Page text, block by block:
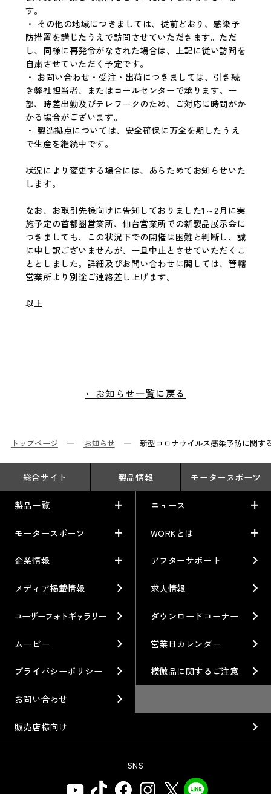
す。
・ その他の地域につきましては、従前どおり、感染予
防措置を講じたうえで訪問させていただきます。ただ
し、同様に再発令がなされた場合は、上記に従い訪問を
自粛させていただく予定です。
・ お問い合わせ・受注・出荷につきましては、引き続
き弊社担当者、またはコールセンターで承ります。一
部、時差出勤及びテレワークのため、ご対応に時間がか
かる場合がございます。
・ 製造拠点については、安全確保に万全を期したうえ
で生産を継続中です。
状況により変更する場合には、あらためてお知らせいた
します。
なお、お取引先様向けに告知しておりました1～2月に実
施予定の首都圏営業所、仙台営業所での新製品展示会に
つきましても、この状況下での開催は困難と判断し、誠
に申し訳ございませんが、一旦中止とさせていただくこ
ととしました。詳細及びお問い合わせに関しては、管轄
営業所より別途ご連絡差し上げます。
以上
←お知らせ一覧に戻る
トップページ お知らせ 新型コロナウイルス感染予防に関
総合サイト 製品情報 モータースポーツ
製品一覧
製品一覧
車から検索
利用条件／注意事項
ブランド紹介
ホイール情報
カスタムオーダープラン
廃番製品
ニュース
ニュース
お知らせ
イベント情報
モータースポーツ
モータースポーツ
レーシング特集
Gymkhana
DIRT TRIAL
SUPER GT
Rally
GR86/BRZ Cup
WORKとは
WORKとは
テクノロジー
クオリティー
デザイン
企業情報
企業情報
フィロソフィー
経営理念
私たちのあるべき姿
工場概要
会社沿革
アフターサポート
メディア掲載情報 求人情報
ユーザーフォトギャラリー ダウンロードコーナー
ムービー 営業日カレンダー
プライバシーポリシー 模倣品に関するご注意
お問い合わせ
販売店様向け
SNS